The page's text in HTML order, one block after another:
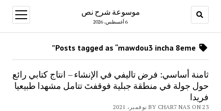
موسوعة شرح نص
6 أغسطس، 2026
open
menu
ثامنة أساسي: فرض تاليفي في الإنشاء – انتاج كتابي رائع
حول جولة في منطقة جبلية فوقفتَ تتامل مشهدا طبيعيا
فريدا
BY CHAR7 NAS ON 23 نوفمبر، 2021